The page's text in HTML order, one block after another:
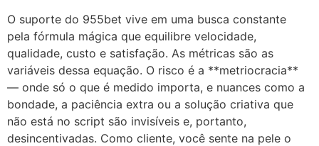
O suporte do 955bet vive em uma busca constante
pela fórmula mágica que equilibre velocidade,
qualidade, custo e satisfação. As métricas são as
variáveis dessa equação. O risco é a **metriocracia**
— onde só o que é medido importa, e nuances como a
bondade, a paciência extra ou a solução criativa que
não está no script são invisíveis e, portanto,
desincentivadas. Como cliente, você sente na pele o